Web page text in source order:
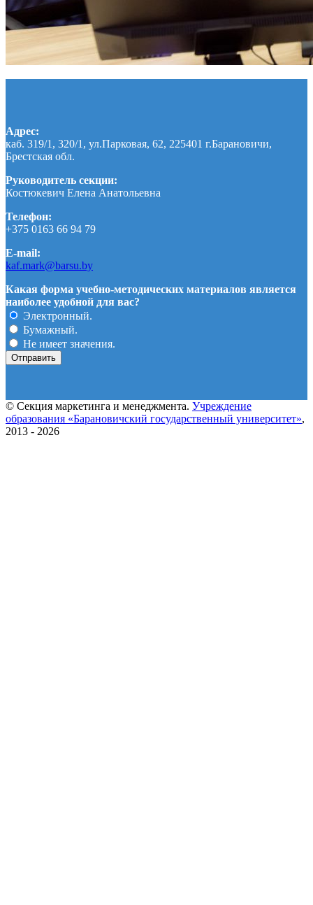
Адрес:
каб. 319/1, 320/1, ул.Парковая, 62, 225401 г.Барановичи,
Брестская обл.
Руководитель секции:
Костюкевич Елена Анатольевна
Телефон:
+375 0163 66 94 79
E-mail:
kaf.mark@barsu.by
Какая форма учебно-методических материалов является
наиболее удобной для вас?
Электронный.
Бумажный.
Не имеет значения.
© Секция маркетинга и менеджмента. Учреждение
образования «Барановичский государственный университет»,
2013 - 2026